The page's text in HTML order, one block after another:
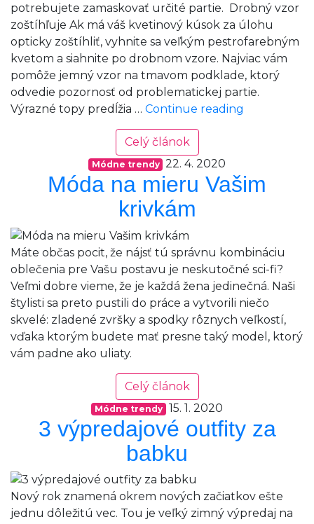
potrebujete zamaskovať určité partie. Drobný vzor
zoštíhľuje Ak má váš kvetinový kúsok za úlohu
opticky zoštíhliť, vyhnite sa veľkým pestrofarebným
kvetom a siahnite po drobnom vzore. Najviac vám
pomôže jemný vzor na tmavom podklade, ktorý
odvedie pozornosť od problematickej partie.
Výrazné topy predĺžia … Continue reading
Celý článok
Módne trendy 22. 4. 2020
Móda na mieru Vašim
krivkám
Máte občas pocit, že nájsť tú správnu kombináciu
oblečenia pre Vašu postavu je neskutočné sci-fi?
Veľmi dobre vieme, že je každá žena jedinečná. Naši
štylisti sa preto pustili do práce a vytvorili niečo
skvelé: zladené zvršky a spodky rôznych veľkostí,
vďaka ktorým budete mať presne taký model, ktorý
vám padne ako uliaty.
Celý článok
Módne trendy 15. 1. 2020
3 výpredajové outfity za
babku
Nový rok znamená okrem nových začiatkov ešte
jednu dôležitú vec. Tou je veľký zimný výpredaj na